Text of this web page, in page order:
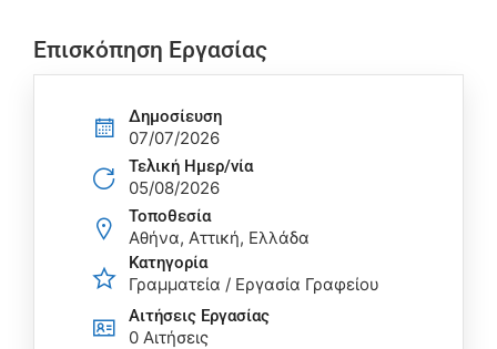
Επισκόπηση Εργασίας
Δημοσίευση
07/07/2026
Τελική Ημερ/νία
05/08/2026
Τοποθεσία
Αθήνα, Αττική, Ελλάδα
Κατηγορία
Γραμματεία / Εργασία Γραφείου
Αιτήσεις Eργασίας
0 Αιτήσεις